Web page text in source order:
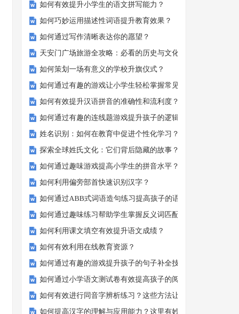
如何有效提升小学生的语文拼写能力？
如何巧妙运用描述性词语提升教育效果？
如何通过写作清晰表达你的愿望？
天安门广场旅游全攻略：必看的历史与文化景点
如何策划一场有意义的学校升旗仪式？
如何通过有趣的游戏让小学生轻松掌握常见姓氏？
如何有效提升汉语拼音的准确性和流利度？这里有妙招！
如何通过有趣的连线题游戏提升孩子的逻辑思维能力？
姓名识别：如何在教育中促进个性化学习？
探索全球姓氏文化：它们背后隐藏的故事？
如何通过趣味游戏提高小学生的拼音水平？
如何利用偏旁部首快速识别汉字？
如何通过ABB式词语造句练习提高孩子的语言表达能力？
如何通过趣味练习帮助学生掌握反义词匹配？
如何利用课文填空有效提升语文成绩？
如何有效利用在线教育资源？
如何通过有趣的游戏提升孩子的句子补全技巧？
如何通过小学语文测试卷有效提高孩子的阅读与写作技能？
如何有效进行同音字辨析练习？这些方法让你事半功倍！
如何提高汉字的理解与应用能力？这里有妙招！